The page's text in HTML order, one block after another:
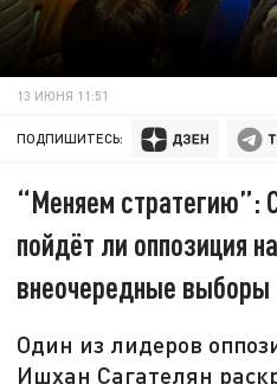
13 ИЮНЯ 11:51
ПОДПИШИТЕСЬ:
“Меняем стратегию”:
пойдёт ли оппозиция
внеочередные выборы
Один из лидеров
Ишхан Сагателян